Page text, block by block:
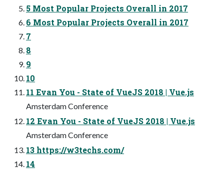
5 Most Popular Projects Overall in 2017
6 Most Popular Projects Overall in 2017
7
8
9
10
11 Evan You - State of VueJS 2018 | Vue.js
Amsterdam Conference
12 Evan You - State of VueJS 2018 | Vue.js
Amsterdam Conference
13 https://w3techs.com/
14